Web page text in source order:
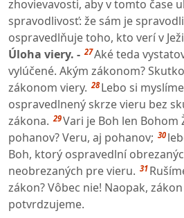
zhovievavosti, aby v tomto čase
spravodlivosť: že sám je
ospravedlňuje toho, kto verí v
Úloha viery. - 27Aké teda
vylúčené. Akým zákonom?
zákonom viery. 28 Lebo si
ospravedlnený skrze vieru bez
zákona. 29Vari je Boh len Bohom
pohanov? Veru, aj pohanov; 30
Boh, ktorý ospravedlní
neobrezaných pre vieru. 31
zákon? Vôbec nie! Naopak, zákon
potvrdzujeme.